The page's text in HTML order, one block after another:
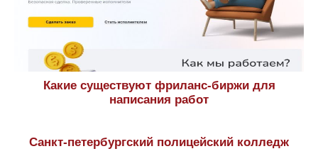
Программы подготовки и проходные баллы в